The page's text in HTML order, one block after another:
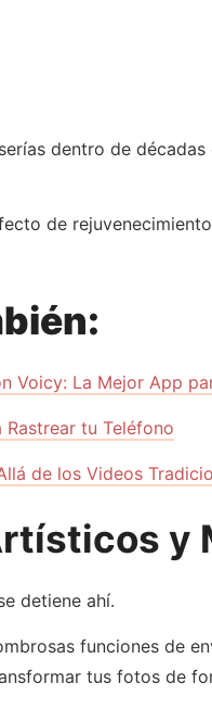
dentro de
de
Voicy: La Mejor App
tu Teléfono
de los Videos
y
detiene ahí.
funciones de
tus fotos de